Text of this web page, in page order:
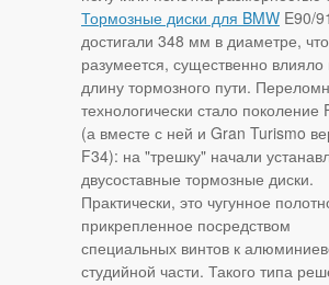
Тормозные диски для BMW E90/
достигали 348 мм в диаметре,
разумеется, существенно влияло
длину тормозного пути.
технологически стало поколение
(а вместе с ней и Gran Turismo
F34): на "трешку" начали
двусоставные тормозные диски.
Практически, это чугунное
прикрепленное посредством
специальных винтов к
студийной части. Такого типа